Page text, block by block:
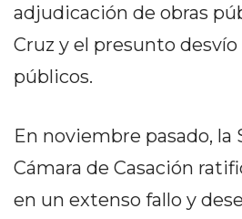
(BUENOS
AIRES)
DE
PERGAMINO
MEJORES
adjudicación de obras
Cruz y el presunto
públicos.
En noviembre pasado, la
Cámara de Casación
en un extenso fallo y